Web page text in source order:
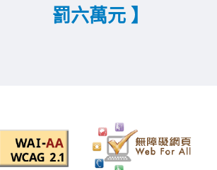
罰六萬元 】